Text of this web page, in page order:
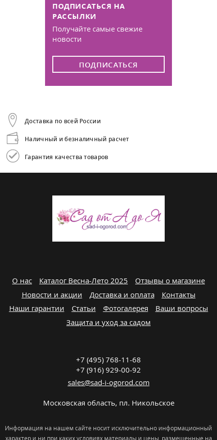
ПОДПИСАТЬСЯ НА
РАССЫЛКИ
Получайте самые свежие
новости
ПОДПИСАТЬСЯ
Доставка по всей России
Наличный и безналичный расчет
Гарантия качества товаров
О нас Каталог Весна-Лето 2025
Отзывы о магазине
Новости и акции
Доставка и оплата
Контакты
Наши гарантии
Статьи Фотогалерея
Ваши вопросы
Защита и уход за садом
+7 (495) 768-11-68
+7 (916) 929-00-92
sales@sad-i-ogorod.com
Московская область, пл. Никольcкое
Информация на нашем сайте носит исключительно информационный
характер и ни при каких условиях материалы и цены, размещенные на